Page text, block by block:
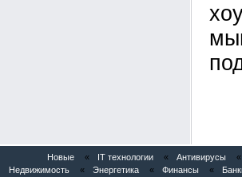
Новые « IT технологии « Антивирусы «
Недвижимость
« Энергетика « Финансы «